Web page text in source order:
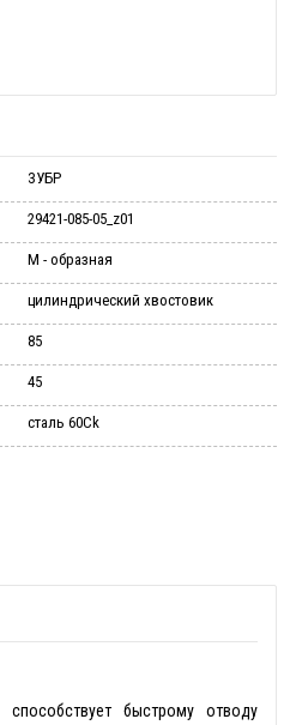
ЗУБР
29421-085-05_z01
М - образная
цилиндрический хвостовик
85
45
сталь 60Ck
быстрому отводу